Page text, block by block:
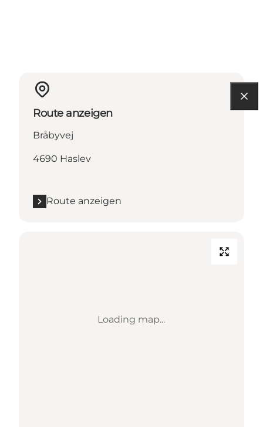
Route anzeigen
Bråbyvej
4690 Haslev
Route anzeigen
Loading map...